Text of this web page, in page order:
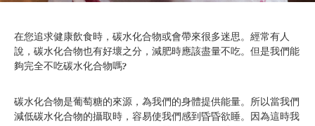
在您追求健康飲食時，碳水化合物或會帶來很多迷思。經常有人
說，碳水化合物也有好壞之分，減肥時應該盡量不吃。但是我們能
夠完全不吃碳水化合物嗎?
碳水化合物是葡萄糖的來源，為我們的身體提供能量。所以當我們
減低碳水化合物的攝取時，容易使我們感到昏昏欲睡。因為這時我